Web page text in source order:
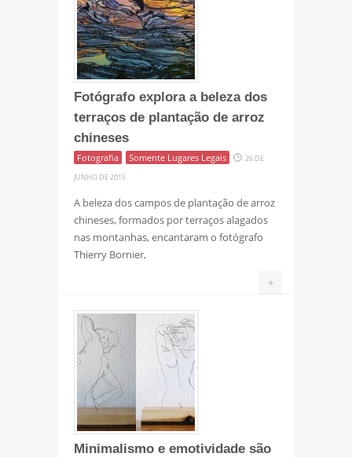
Fotógrafo explora a beleza dos
terraços de plantação de arroz
chineses
Fotografia Somente Lugares Legais
26 DE
JUNHO DE 2015
A beleza dos campos de plantação de arroz
chineses, formados por terraços alagados
nas montanhas, encantaram o fotógrafo
Thierry Bornier,
+
Minimalismo e emotividade são